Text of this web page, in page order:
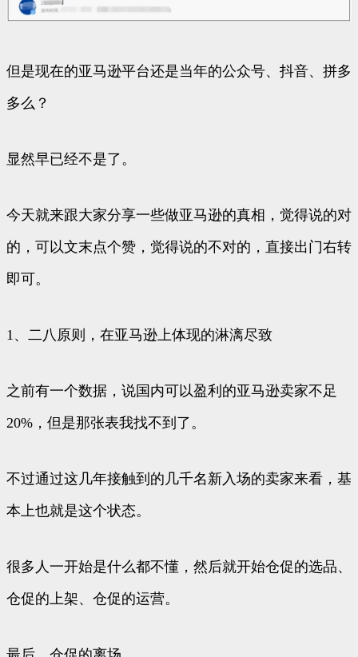
但是现在的亚马逊平台还是当年的公众号、抖音、拼多
多么？
显然早已经不是了。
今天就来跟大家分享一些做亚马逊的真相，觉得说的对
的，可以文末点个赞，觉得说的不对的，直接出门右转
即可。
1、二八原则，在亚马逊上体现的淋漓尽致
之前有一个数据，说国内可以盈利的亚马逊卖家不足
20%，但是那张表我找不到了。
不过通过这几年接触到的几千名新入场的卖家来看，基
本上也就是这个状态。
很多人一开始是什么都不懂，然后就开始仓促的选品、
仓促的上架、仓促的运营。